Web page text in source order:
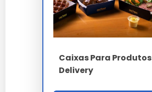
Caixas Para Produtos
Delivery